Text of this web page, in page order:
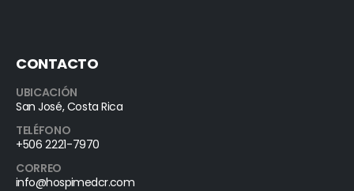
CONTACTO
UBICACIÓN
San José, Costa Rica
TELÉFONO
+506 2221-7970
CORREO
info@hospimedcr.com